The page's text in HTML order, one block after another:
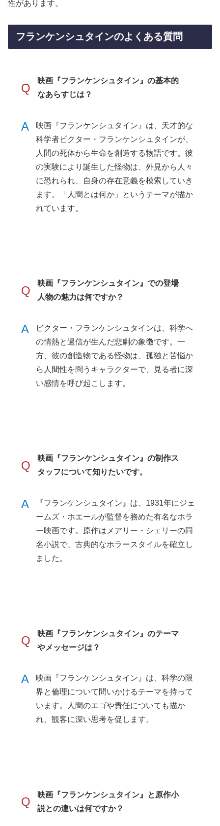
性があります。
フランケンシュタインのよくある質問
Q
映画『フランケンシュタイン』の基本的
なあらすじは？
A
映画『フランケンシュタイン』は、天才的な
科学者ビクター・フランケンシュタインが、
人間の死体から生命を創造する物語です。彼
の実験により誕生した怪物は、外見から人々
に恐れられ、自身の存在意義を模索していき
ます。「人間とは何か」というテーマが描か
れています。
Q
映画『フランケンシュタイン』での登場
人物の魅力は何ですか？
A
ビクター・フランケンシュタインは、科学へ
の情熱と過信が生んだ悲劇の象徴です。一
方、彼の創造物である怪物は、孤独と苦悩か
ら人間性を問うキャラクターで、見る者に深
い感情を呼び起こします。
Q
映画『フランケンシュタイン』の制作ス
タッフについて知りたいです。
A
『フランケンシュタイン』は、1931年にジェ
ームズ・ホエールが監督を務めた有名なホラ
ー映画です。原作はメアリー・シェリーの同
名小説で、古典的なホラースタイルを確立し
ました。
Q
映画『フランケンシュタイン』のテーマ
やメッセージは？
A
映画『フランケンシュタイン』は、科学の限
界と倫理について問いかけるテーマを持って
います。人間のエゴや責任についても描か
れ、観客に深い思考を促します。
Q
映画『フランケンシュタイン』と原作小
説との違いは何ですか？